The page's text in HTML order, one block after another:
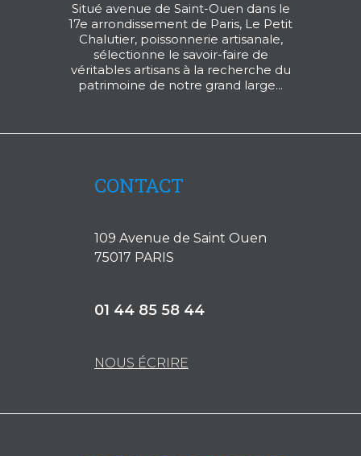
Situé avenue de Saint-Ouen dans le
17e arrondissement de Paris, Le Petit
Chalutier, poissonnerie artisanale,
sélectionne le savoir-faire de
véritables artisans à la recherche du
patrimoine de notre grand large...
CONTACT
109 Avenue de Saint Ouen
75017 PARIS
01 44 85 58 44
NOUS ÉCRIRE